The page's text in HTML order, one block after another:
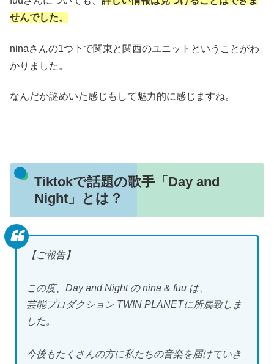
せんでした。
ninaさんの1つ下で関東と関西のユニットということがわ
かりました。
なんだか謎めいた感じもして魅力的に感じますね。
Tiktokで話題の歌手「Day and
Night」とは？
【ご報告】
この度、Day and Night の nina & fuu は、
芸能プロダクション TWIN PLANETに所属致しま
した。
今後もたくさんの方に私たちの音楽を届けていき